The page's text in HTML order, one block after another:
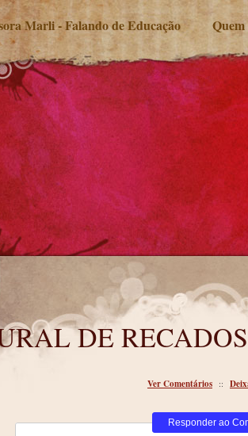
Marli - Falando de Educação Quem
DE RECADOS
DE RECADOS
Ver Comentários ::
Responder ao